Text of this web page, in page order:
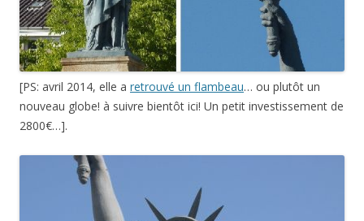
[PS: avril 2014, elle a retrouvé un flambeau… ou plutôt un
nouveau globe! à suivre bientôt ici! Un petit investissement de
2800€…].